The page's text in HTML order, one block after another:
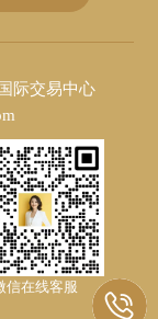
际交易中心
信在线客服